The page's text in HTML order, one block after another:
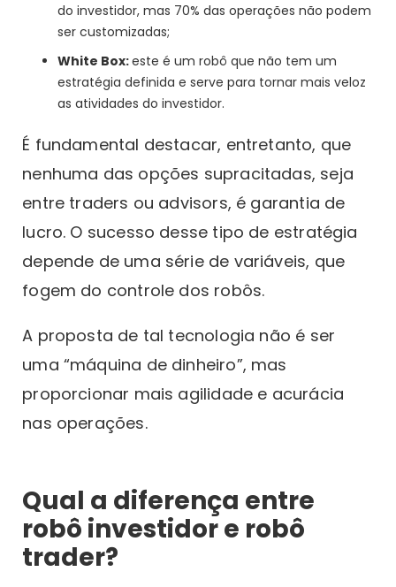
do investidor, mas 70% das operações não podem
ser customizadas;
White Box:este é um robô que não tem um
estratégia definida e serve para tornar mais veloz
as atividades do investidor.
É fundamental destacar, entretanto, que
nenhuma das opções supracitadas, seja
entre traders ou advisors, é garantia de
lucro. O sucesso desse tipo de estratégia
depende de uma série de variáveis, que
fogem do controle dos robôs.
A proposta de tal tecnologia não é ser
uma “máquina de dinheiro”, mas
proporcionar mais agilidade e acurácia
nas operações.
Qual a diferença entre
robô investidor e robô
trader?